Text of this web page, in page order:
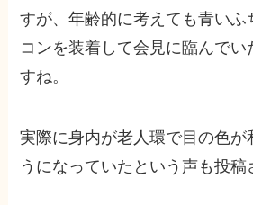
すが、年齢的に考えても青いふ
コンを装着して会見に臨んでい
すね。
実際に身内が老人環で目の色が
うになっていたという声も投稿